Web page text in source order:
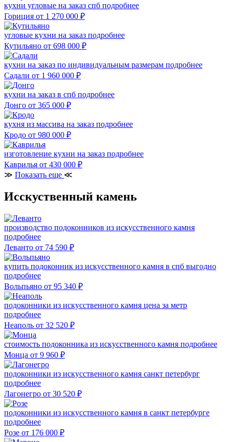
кухни угловые на заказ спб подробнее
Гориция от 1 270 000 ₽
угловые кухни на заказ подробнее
Кутильяно от 698 000 ₽
кухни на заказ по индивидуальным размерам подробнее
Садали от 1 960 000 ₽
кухни на заказ в спб подробнее
Донго от 365 000 ₽
кухня из массива на заказ подробнее
Кродо от 980 000 ₽
изготовление кухни на заказ подробнее
Каврилья от 430 000 ₽
≫ Показать еще ≪
Исскуственный камень
производство подоконников из искусственного камня
подробнее
Леванто от 74 590 ₽
купить подоконник из искусственного камня в спб выгодно
подробнее
Вольпьяно от 95 340 ₽
подоконники из искусственного камня цена за метр
подробнее
Неаполь от 32 520 ₽
стоимость подоконника из искусственного камня подробнее
Монца от 9 960 ₽
подоконники из искусственного камня санкт петербург
подробнее
Лагонегро от 30 520 ₽
подоконники из искусственного камня в санкт петербурге
подробнее
Розе от 176 000 ₽